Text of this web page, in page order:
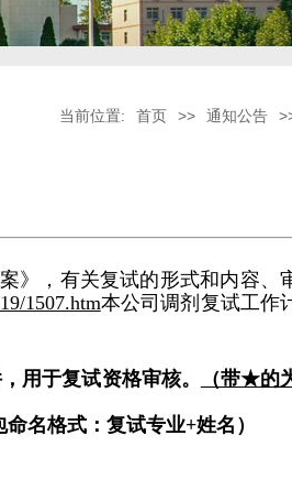
当前位置: 首页 >> 通知公告
》，有关复试的形式和内容、
1507.htm本公司调剂复试工作
用于复试资格审核。
（带★的
命名格式：复试专业+姓名）